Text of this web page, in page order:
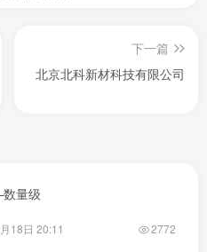
下一篇
北京北科新材科技有限公司
量级
18日 20:11 2772